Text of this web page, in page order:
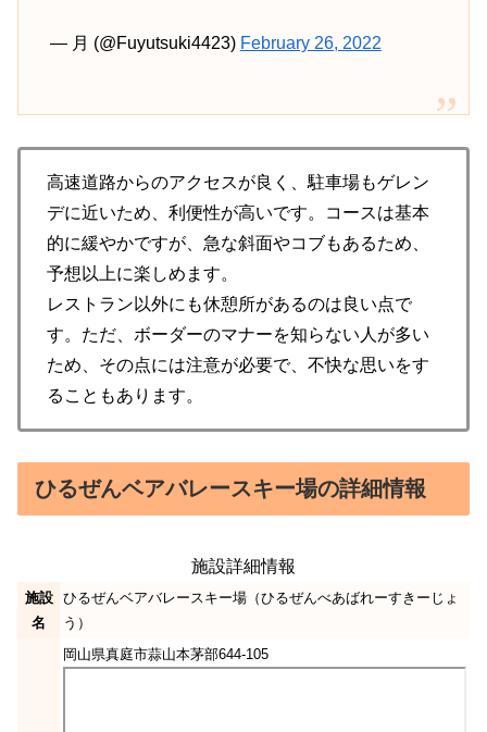
— 月 (@Fuyutsuki4423) February 26, 2022
高速道路からのアクセスが良く、駐車場もゲレン
デに近いため、利便性が高いです。コースは基本
的に緩やかですが、急な斜面やコブもあるため、
予想以上に楽しめます。
レストラン以外にも休憩所があるのは良い点で
す。ただ、ボーダーのマナーを知らない人が多い
ため、その点には注意が必要で、不快な思いをす
ることもあります。
ひるぜんベアバレースキー場の詳細情報
施設詳細情報
施設
名
ひるぜんベアバレースキー場（ひるぜんべあばれーすきーじょ
う）
岡山県真庭市蒜山本茅部644-105